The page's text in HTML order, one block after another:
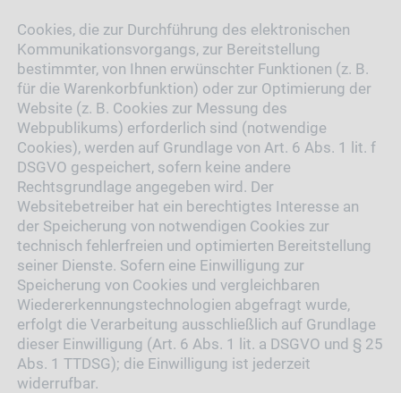
Cookies, die zur Durchführung des elektronischen
Kommunikationsvorgangs, zur Bereitstellung
bestimmter, von Ihnen erwünschter Funktionen (z. B.
für die Warenkorbfunktion) oder zur Optimierung der
Website (z. B. Cookies zur Messung des
Webpublikums) erforderlich sind (notwendige
Cookies), werden auf Grundlage von Art. 6 Abs. 1 lit. f
DSGVO gespeichert, sofern keine andere
Rechtsgrundlage angegeben wird. Der
Websitebetreiber hat ein berechtigtes Interesse an
der Speicherung von notwendigen Cookies zur
technisch fehlerfreien und optimierten Bereitstellung
seiner Dienste. Sofern eine Einwilligung zur
Speicherung von Cookies und vergleichbaren
Wiedererkennungstechnologien abgefragt wurde,
erfolgt die Verarbeitung ausschließlich auf Grundlage
dieser Einwilligung (Art. 6 Abs. 1 lit. a DSGVO und § 25
Abs. 1 TTDSG); die Einwilligung ist jederzeit
widerrufbar.